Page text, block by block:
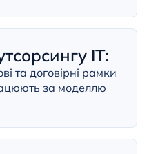
ІТ:
та договірні рамки
за моделлю